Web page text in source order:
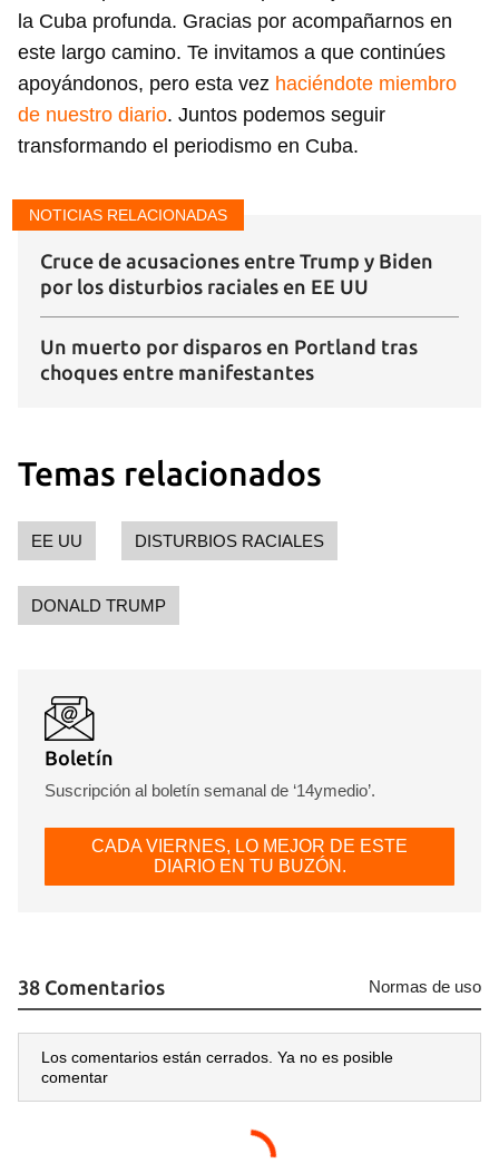
Para poder guardar como favorito, primero has de
iniciar sesión con tu cuenta de 14ymedio.
INICIAR SESIÓN CANCELAR
la Cuba profunda. Gracias por acompañarnos en
este largo camino. Te invitamos a que continúes
apoyándonos, pero esta vez haciéndote miembro
de nuestro diario. Juntos podemos seguir
transformando el periodismo en Cuba.
NOTICIAS RELACIONADAS
Cruce de acusaciones entre Trump y Biden
por los disturbios raciales en EE UU
Un muerto por disparos en Portland tras
choques entre manifestantes
Temas relacionados
EE UU DISTURBIOS RACIALES
DONALD TRUMP
Boletín
Suscripción al boletín semanal de ‘14ymedio’.
CADA VIERNES, LO MEJOR DE ESTE
DIARIO EN TU BUZÓN.
38 Comentarios Normas de uso
Los comentarios están cerrados. Ya no es posible
comentar